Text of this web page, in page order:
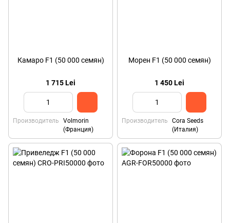
Камаро F1 (50 000 семян)
1 715 Lei
Производитель
Volmorin
(Франция)
Морен F1 (50 000 семян)
1 450 Lei
Производитель
Cora Seeds
(Италия)